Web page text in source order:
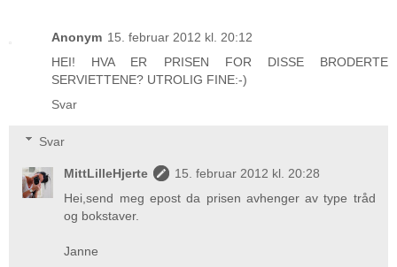
Anonym 15. februar 2012 kl. 20:12
HEI! HVA ER PRISEN FOR DISSE BRODERTE
SERVIETTENE? UTROLIG FINE:-)
Svar
Svar
MittLilleHjerte
15. februar 2012 kl. 20:28
Hei,send meg epost da prisen avhenger av type tråd
og bokstaver.
Janne